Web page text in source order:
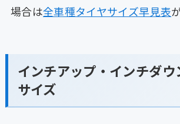
場合は全車種タイヤサイズ早見表
インチアップ・インチダ
サイズ